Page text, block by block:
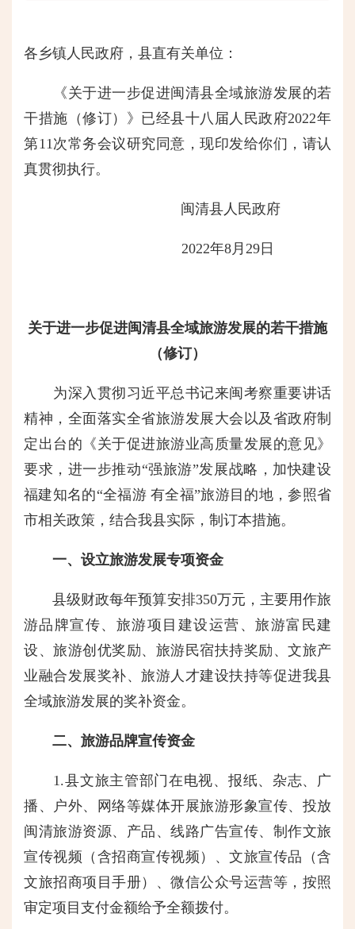
各乡镇人民政府，县直有关单位：
《关于进一步促进闽清县全域旅游发展的若
干措施（修订）》已经县十八届人民政府2022年
第11次常务会议研究同意，现印发给你们，请认
真贯彻执行。
闽清县人民政府
2022年8月29日
关于进一步促进闽清县全域旅游发展的若干措施
（修订）
为深入贯彻习近平总书记来闽考察重要讲话
精神，全面落实全省旅游发展大会以及省政府制
定出台的《关于促进旅游业高质量发展的意见》
要求，进一步推动“强旅游”发展战略，加快建设
福建知名的“全福游 有全福”旅游目的地，参照省
市相关政策，结合我县实际，制订本措施。
一、设立旅游发展专项资金
县级财政每年预算安排350万元，主要用作旅
游品牌宣传、旅游项目建设运营、旅游富民建
设、旅游创优奖励、旅游民宿扶持奖励、文旅产
业融合发展奖补、旅游人才建设扶持等促进我县
全域旅游发展的奖补资金。
二、旅游品牌宣传资金
1.县文旅主管部门在电视、报纸、杂志、广
播、户外、网络等媒体开展旅游形象宣传、投放
闽清旅游资源、产品、线路广告宣传、制作文旅
宣传视频（含招商宣传视频）、文旅宣传品（含
文旅招商项目手册）、微信公众号运营等，按照
审定项目支付金额给予全额拨付。